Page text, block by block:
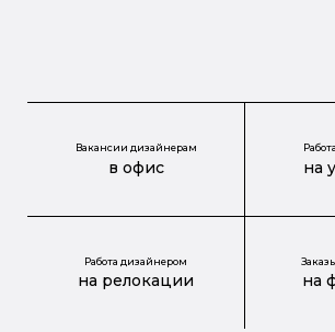
Вакансии дизайнерам
в офис на
Работа дизайнером
на релокации на